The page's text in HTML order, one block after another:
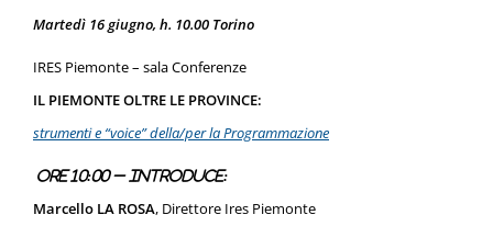
Martedì 16 giugno, h. 10.00 Torino
IRES Piemonte – sala Conferenze
IL PIEMONTE OLTRE LE PROVINCE:
strumenti e “voice” della/per la Programmazione
Ore 10:00 – introduce:
Marcello LA ROSA, Direttore Ires Piemonte